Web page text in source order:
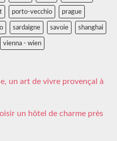
porto-vecchio prague
sardaigne savoie shanghai
vienna - wien
un art de vivre provençal à
un hôtel de charme près